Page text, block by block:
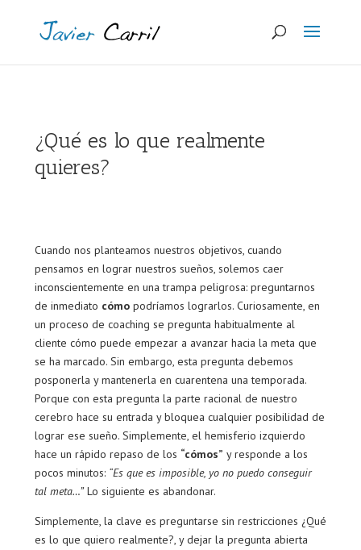
¿Qué es lo que realmente
quieres?
Cuando nos planteamos nuestros objetivos, cuando
pensamos en lograr nuestros sueños, solemos caer
inconscientemente en una trampa peligrosa: preguntarnos
de inmediato cómopodríamos lograrlos. Curiosamente, en
un proceso de coaching se pregunta habitualmente al
cliente cómo puede empezar a avanzar hacia la meta que
se ha marcado. Sin embargo, esta pregunta debemos
posponerla y mantenerla en cuarentena una temporada.
Porque con esta pregunta la parte racional de nuestro
cerebro hace su entrada y bloquea cualquier posibilidad de
lograr ese sueño. Simplemente, el hemisferio izquierdo
hace un rápido repaso de los “cómos” y responde a los
pocos minutos: “Es que es imposible, yo no puedo conseguir
tal meta…”Lo siguiente es abandonar.
Simplemente, la clave es preguntarse sin restricciones ¿Qué
es lo que quiero realmente?, y dejar la pregunta abierta